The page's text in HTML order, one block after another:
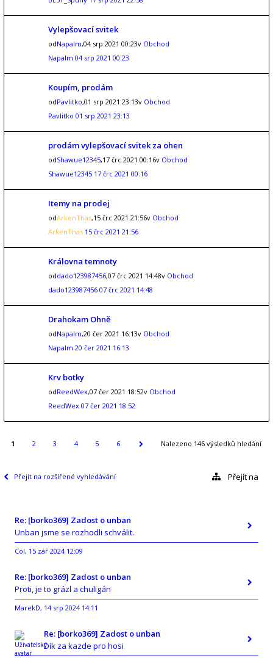
Vylepšovací svitek
odNapalm,04 srp 2021 00:23v Obchod
Napalm 04 srp 2021 00:23
Koupím, prodám
odPavlitko,01 srp 2021 23:13v Obchod
Pavlitko 01 srp 2021 23:13
prodám vylepšovací svitek za ohen
odShawue12345,17 črc 2021 00:16v Obchod
Shawue12345 17 črc 2021 00:16
Itemy na prodej
odArkenThas,15 črc 2021 21:56v Obchod
ArkenThas 15 črc 2021 21:56
Královna temnoty
oddado123987456,07 črc 2021 14:48v Obchod
dado123987456 07 črc 2021 14:48
Drahokam Ohně
odNapalm,20 čer 2021 16:13v Obchod
Napalm 20 čer 2021 16:13
Krv botky
odReedWex,07 čer 2021 18:52v Obchod
ReedWex 07 čer 2021 18:52
1 2 3 4 5 6 Nalezeno 146 výsledků hledání
Přejít na rozšířené vyhledávání Přejít na
Re: [borko369] Zadost o unban
Unban jsme se rozhodli schválit.
Col, 15 zář 2024 12:09
Re: [borko369] Zadost o unban
Proti, je to grázl a chuligán
MarekD, 14 srp 2024 14:11
Re: [borko369] Zadost o unban
Dík za kazde pro hosi